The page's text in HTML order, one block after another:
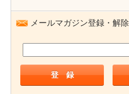
メールマガジン登録・解除